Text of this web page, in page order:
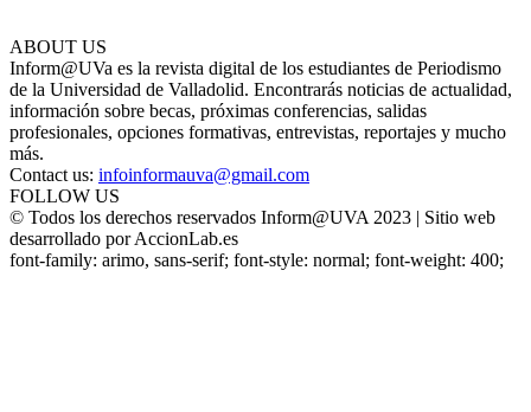
ABOUT US
Inform@UVa es la revista digital de los estudiantes de Periodismo
de la Universidad de Valladolid. Encontrarás noticias de actualidad,
información sobre becas, próximas conferencias, salidas
profesionales, opciones formativas, entrevistas, reportajes y mucho
más.
Contact us: infoinformauva@gmail.com
FOLLOW US
© Todos los derechos reservados Inform@UVA 2023 | Sitio web
desarrollado por AccionLab.es
font-family: arimo, sans-serif; font-style: normal; font-weight: 400;